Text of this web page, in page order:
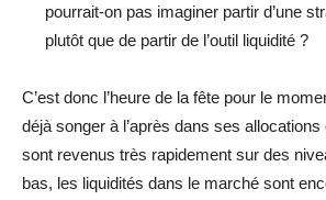
pourrait-on pas imaginer partir d’une
plutôt que de partir de l’outil liquidité ?
C’est donc l’heure de la fête pour le
déjà songer à l’après dans ses
sont revenus très rapidement sur des
bas, les liquidités dans le marché sont